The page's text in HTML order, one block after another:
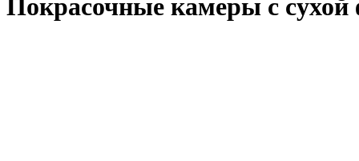
Покрасочные камеры с сухой